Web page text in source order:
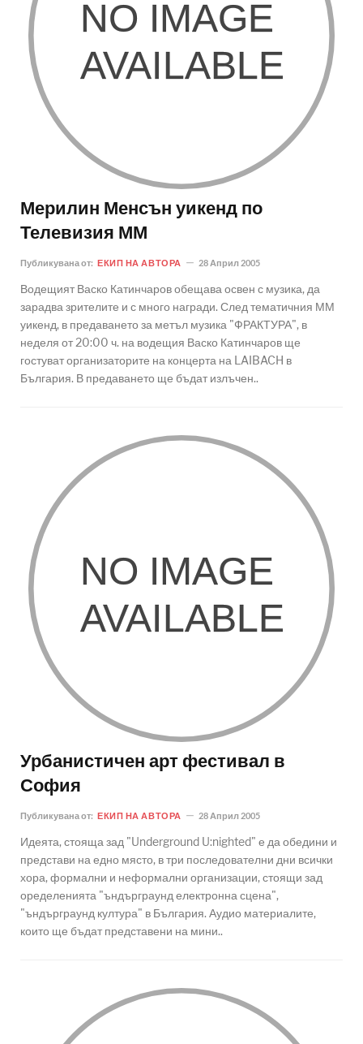
Мерилин Менсън уикенд по
Телевизия ММ
Публикувана от: ЕКИП НА АВТОРА 28 Април 2005
Водещият Васко Катинчаров обещава освен с музика, да
зарадва зрителите и с много награди. След тематичния ММ
уикенд, в предаването за метъл музика "ФРАКТУРА", в
неделя от 20:00 ч. на водещия Васко Катинчаров ще
гостуват организаторите на концерта на LAIBACH в
България. В предаването ще бъдат излъчен..
Урбанистичен арт фестивал в
София
Публикувана от: ЕКИП НА АВТОРА 28 Април 2005
Идеята, стояща зад "Underground U:nighted" е да обедини и
представи на едно място, в три последователни дни всички
хора, формални и неформални организации, стоящи зад
оределенията "ъндърграунд електронна сцена",
"ъндърграунд култура" в България. Аудио материалите,
които ще бъдат представени на мини..